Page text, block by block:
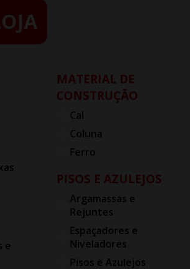
e
MATERIAL DE
CONSTRUÇÃO
Cal
Coluna
Ferro
PISOS E AZULEJOS
Argamassas e
Rejuntes
Espaçadores e
Niveladores
Pisos e Azulejos